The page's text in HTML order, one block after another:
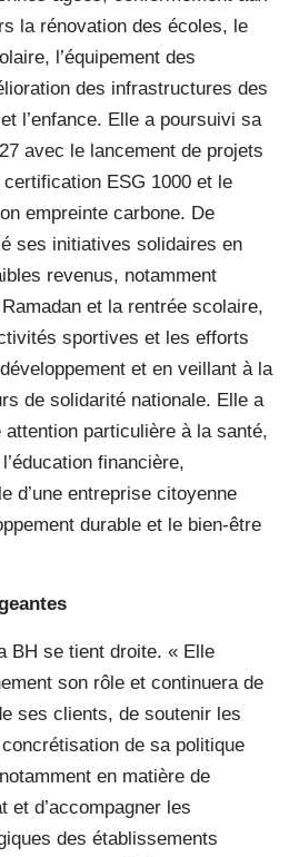
la rénovation des écoles, le
l’équipement des
des infrastructures des
l’enfance. Elle a poursuivi sa
avec le lancement de projets
ESG 1000 et le
empreinte carbone. De
ses initiatives solidaires en
revenus, notamment
et la rentrée scolaire,
sportives et les efforts
et en veillant à la
de solidarité nationale. Elle a
particulière à la santé,
financière,
d’une entreprise citoyenne
durable et le bien-être
BH se tient droite. « Elle
son rôle et continuera de
ses clients, de soutenir les
de sa politique
en matière de
et d’accompagner les
des établissements